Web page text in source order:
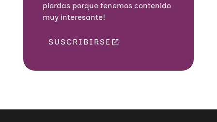
pierdas porque tenemos contenido
muy interesante!
SUSCRIBIRSE